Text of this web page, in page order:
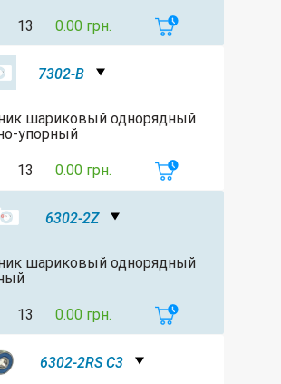
13 0.00 грн.
7302-B
шариковый однорядный
упорный
13 0.00 грн.
6302-2Z
шариковый однорядный
13 0.00 грн.
6302-2RS C3